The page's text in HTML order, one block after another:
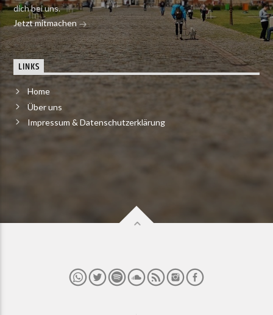
dich bei uns.
Jetzt mitmachen
LINKS
Home
Über uns
Impressum & Datenschutzerklärung